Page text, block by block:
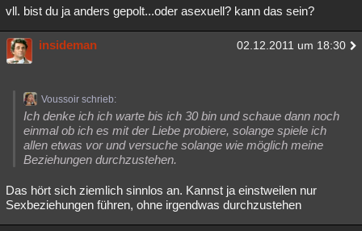
vll. bist du ja anders gepolt...oder asexuell? kann das sein?
insideman 02.12.2011 um 18:30
Voussoir schrieb:
Ich denke ich ich warte bis ich 30 bin und schaue dann noch
einmal ob ich es mit der Liebe probiere, solange spiele ich
allen etwas vor und versuche solange wie möglich meine
Beziehungen durchzustehen.
Das hört sich ziemlich sinnlos an. Kannst ja einstweilen nur
Sexbeziehungen führen, ohne irgendwas durchzustehen